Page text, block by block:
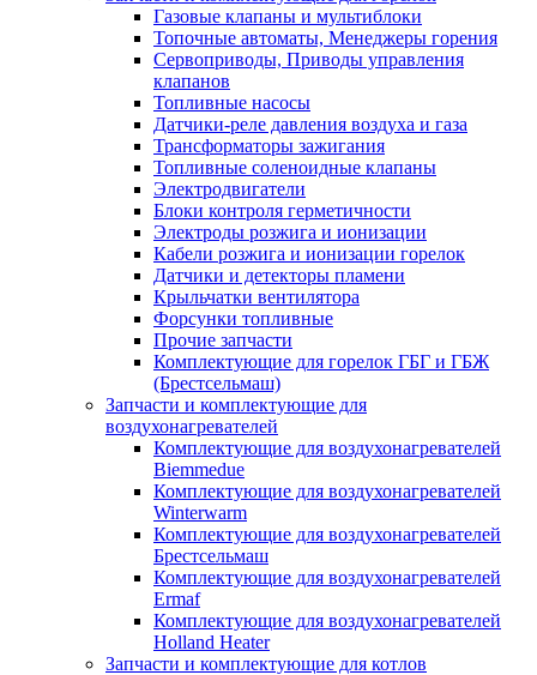
Газовые клапаны и мультиблоки
Топочные автоматы, Менеджеры горения
Сервоприводы, Приводы управления
клапанов
Топливные насосы
Датчики-реле давления воздуха и газа
Трансформаторы зажигания
Топливные соленоидные клапаны
Электродвигатели
Блоки контроля герметичности
Электроды розжига и ионизации
Кабели розжига и ионизации горелок
Датчики и детекторы пламени
Крыльчатки вентилятора
Форсунки топливные
Прочие запчасти
Комплектующие для горелок ГБГ и ГБЖ
(Брестсельмаш)
Запчасти и комплектующие для
воздухонагревателей
Комплектующие для воздухонагревателей
Biemmedue
Комплектующие для воздухонагревателей
Winterwarm
Комплектующие для воздухонагревателей
Брестсельмаш
Комплектующие для воздухонагревателей
Ermaf
Комплектующие для воздухонагревателей
Holland Heater
Запчасти и комплектующие для котлов